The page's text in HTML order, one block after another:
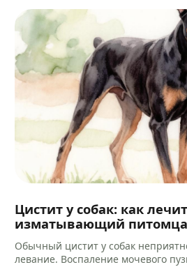
Цистит у собак: как
изматывающий питомца
Обычный цистит у собак
левание. Воспаление мочевого